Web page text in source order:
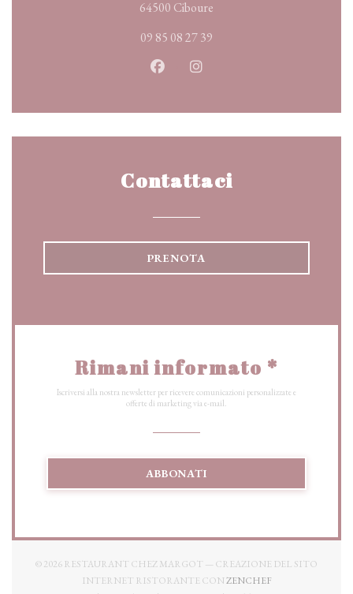
64500 Ciboure
09 85 08 27 39
Facebook ((apre una nuova
Instagram ((apre una
Contattaci
PRENOTA
Rimani informato *
Iscriversi alla nostra newsletter per ricevere comunicazioni personalizzate e
offerte di marketing via e-mail.
ABBONATI
© 2026 RESTAURANT CHEZ MARGOT — CREAZIONE DEL SITO
INTERNET RISTORANTE CONZENCHEF((APRE UNA